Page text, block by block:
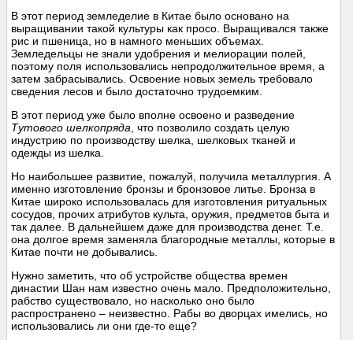
В этот период земледелие в Китае было основано на
выращивании такой культуры как просо. Выращивался также
рис и пшеница, но в намного меньших объемах.
Земледельцы не знали удобрения и мелиорации полей,
поэтому поля использовались непродолжительное время, а
затем забрасывались. Освоение новых земель требовало
сведения лесов и было достаточно трудоемким.
В этот период уже было вполне освоено и разведение
Тутового шелкопряда , что позволило создать целую
индустрию по производству шелка, шелковых тканей и
одежды из шелка.
Но наибольшее развитие, пожалуй, получила металлургия. А
именно изготовление бронзы и бронзовое литье. Бронза в
Китае широко использовалась для изготовления ритуальных
сосудов, прочих атрибутов культа, оружия, предметов быта и
так далее. В дальнейшем даже для производства денег. Т.е.
она долгое время заменяла благородные металлы, которые в
Китае почти не добывались.
Нужно заметить, что об устройстве общества времен
династии Шан нам известно очень мало. Предположительно,
рабство существовало, но насколько оно было
распространено – неизвестно. Рабы во дворцах имелись, но
использовались ли они где-то еще?